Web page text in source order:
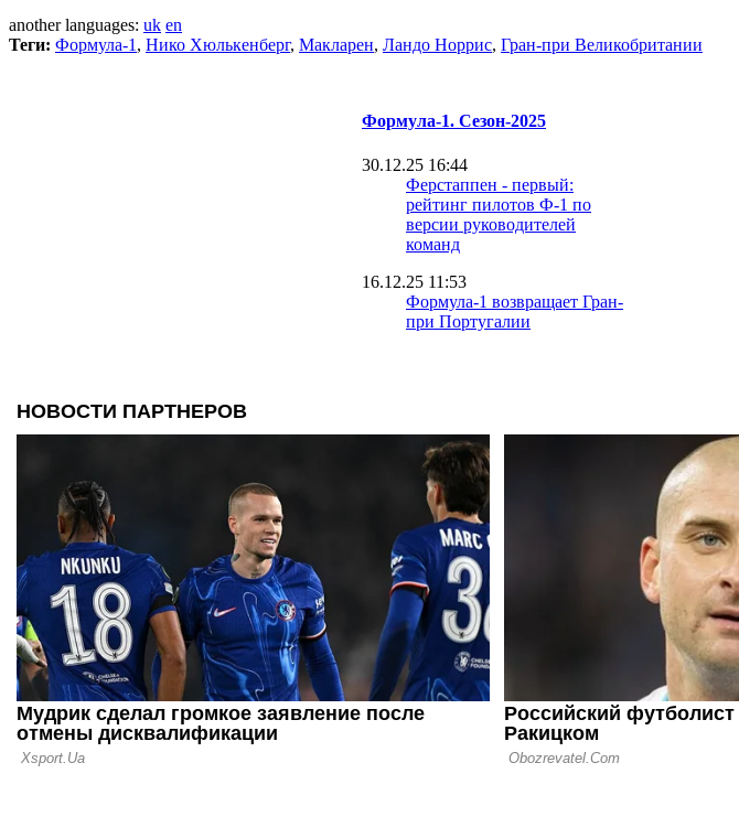
another languages: uk en
Теги: Формула-1 , Нико Хюлькенберг, Макларен, Ландо Норрис, Гран-при Великобритании
Формула-1. Сезон-2025
30.12.25 16:44
Ферстаппен - первый:
рейтинг пилотов Ф-1 по
версии руководителей
команд
16.12.25 11:53
Формула-1 возвращает Гран-
при Португалии
06.12.25 17:36
Формула-1: Ферстаппен,
Норрис, Пиастри - тройка
лидер в последней
квалификации сезона
06.12.25 15:16
Хэмилтон разбил свой
Феррари в последней
практике Гран-При Абу-
Даби